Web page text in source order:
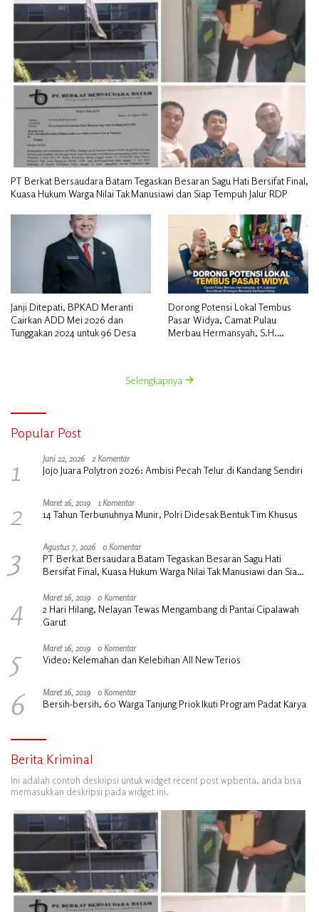
PT Berkat Bersaudara Batam Tegaskan Besaran Sagu Hati Bersifat Final,
Kuasa Hukum Warga Nilai Tak Manusiawi dan Siap Tempuh Jalur RDP
Janji Ditepati, BPKAD Meranti
Cairkan ADD Mei 2026 dan
Tunggakan 2024 untuk 96 Desa
Dorong Potensi Lokal Tembus
Pasar Widya, Camat Pulau
Merbau Hermansyah, S.H.
Selengkapnya
Popular Post
1 Juni 22, 2026 2 Komentar
Jojo Juara Polytron 2026: Ambisi Pecah Telur di Kandang Sendiri
2 Maret 16, 2019 1 Komentar
14 Tahun Terbunuhnya Munir, Polri Didesak Bentuk Tim Khusus
3 Agustus 7, 2026 0 Komentar
PT Berkat Bersaudara Batam Tegaskan Besaran Sagu Hati
Bersifat Final, Kuasa Hukum Warga Nilai Tak Manusiawi dan Siap
4 Maret 16, 2019 0 Komentar
2 Hari Hilang, Nelayan Tewas Mengambang di Pantai Cipalawah
Garut
5 Maret 16, 2019 0 Komentar
Video: Kelemahan dan Kelebihan All New Terios
6 Maret 16, 2019 0 Komentar
Bersih-bersih, 60 Warga Tanjung Priok Ikuti Program Padat Karya
Berita Kriminal
Ini adalah contoh deskripsi untuk widget recent post wpberita, anda bisa
memasukkan deskripsi pada widget ini.